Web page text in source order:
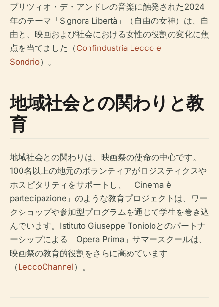
ブリツィオ・デ・アンドレの音楽に触発された2024
年のテーマ「Signora Libertà」（自由の女神）は、自
由と、映画および社会における女性の役割の変化に焦
点を当てました（Confindustria Lecco e
Sondrio）。
地域社会との関わりと教
育
地域社会との関わりは、映画祭の使命の中心です。
100名以上の地元のボランティアがロジスティクスや
ホスピタリティをサポートし、「Cinema è
partecipazione」のような教育プロジェクトは、ワー
クショップや参加型プログラムを通じて学生を巻き込
んでいます。Istituto Giuseppe Tonioloとのパートナ
ーシップによる「Opera Prima」サマースクールは、
映画祭の教育的役割をさらに高めています
（LeccoChannel）。